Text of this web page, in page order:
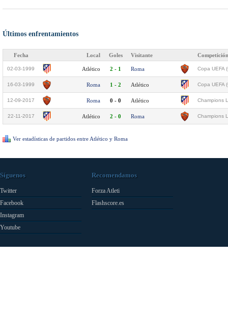
Últimos enfrentamientos
Fecha Local Goles Visitante Competición
02-03-1999 Atlético 2 - 1 Roma Copa UEFA
16-03-1999 Roma 1 - 2 Atlético Copa UEFA
12-09-2017 Roma 0 - 0 Atlético Champions
22-11-2017 Atlético 2 - 0 Roma Champions
Ver estadísticas de partidos entre Atlético y Roma
Síguenos
Twitter
Facebook
Instagram
Youtube
Recomendamos
Forza Atleti
Flashscore.es